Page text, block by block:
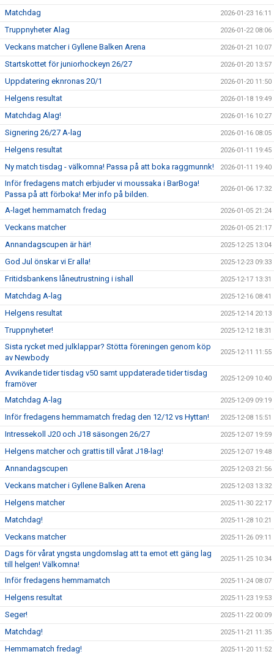
Matchdag 2026-01-23 16:11
Truppnyheter Alag 2026-01-22 08:06
Veckans matcher i Gyllene Balken Arena 2026-01-21 10:07
Startskottet för juniorhockeyn 26/27 2026-01-20 13:57
Uppdatering eknronas 20/1 2026-01-20 11:50
Helgens resultat 2026-01-18 19:49
Matchdag Alag! 2026-01-16 10:27
Signering 26/27 A-lag 2026-01-16 08:05
Helgens resultat 2026-01-11 19:45
Ny match tisdag - välkomna! Passa på att boka raggmunnk! 2026-01-11 19:40
Inför fredagens match erbjuder vi moussaka i BarBoga!
Passa på att förboka! Mer info på bilden.
2026-01-06 17:32
A-laget hemmamatch fredag 2026-01-05 21:24
Veckans matcher 2026-01-05 21:17
Annandagscupen är här! 2025-12-25 13:04
God Jul önskar vi Er alla! 2025-12-23 09:33
Fritidsbankens låneutrustning i ishall 2025-12-17 13:31
Matchdag A-lag 2025-12-16 08:41
Helgens resultat 2025-12-14 20:13
Truppnyheter! 2025-12-12 18:31
Sista rycket med julklappar? Stötta föreningen genom köp
av Newbody
2025-12-11 11:55
Avvikande tider tisdag v50 samt uppdaterade tider tisdag
framöver
2025-12-09 10:40
Matchdag A-lag 2025-12-09 09:19
Inför fredagens hemmamatch fredag den 12/12 vs Hyttan! 2025-12-08 15:51
Intressekoll J20 och J18 säsongen 26/27 2025-12-07 19:59
Helgens matcher och grattis till vårat J18-lag! 2025-12-07 19:48
Annandagscupen 2025-12-03 21:56
Veckans matcher i Gyllene Balken Arena 2025-12-03 13:32
Helgens matcher 2025-11-30 22:17
Matchdag! 2025-11-28 10:21
Veckans matcher 2025-11-26 09:11
Dags för vårat yngsta ungdomslag att ta emot ett gäng lag
till helgen! Välkomna!
2025-11-25 10:34
Inför fredagens hemmamatch 2025-11-24 08:07
Helgens resultat 2025-11-23 19:53
Seger! 2025-11-22 00:09
Matchdag! 2025-11-21 11:35
Hemmamatch fredag! 2025-11-20 11:52